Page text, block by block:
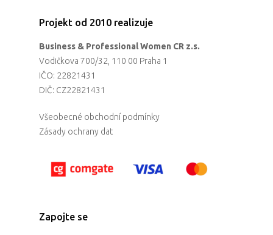
Projekt od 2010 realizuje
Business & Professional Women CR z.s.
Vodičkova 700/32, 110 00 Praha 1
IČO: 22821431
DIČ: CZ22821431
Všeobecné obchodní podmínky
Zásady ochrany dat
Zapojte se